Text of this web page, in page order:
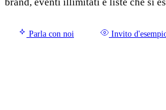
Parla con noi Invito